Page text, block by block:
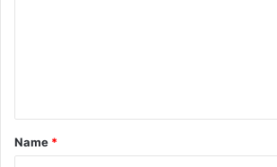
t
*
Name *